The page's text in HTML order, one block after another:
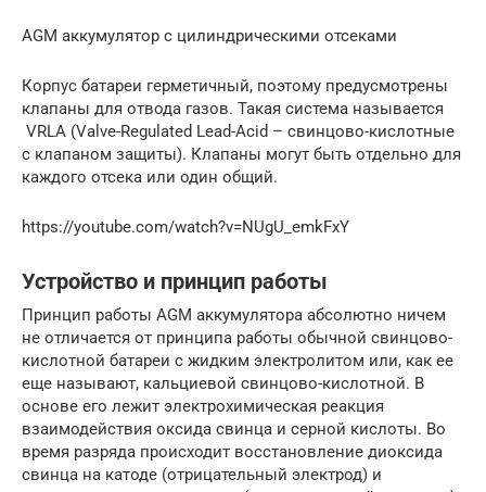
AGM аккумулятор с цилиндрическими отсеками
Корпус батареи герметичный, поэтому предусмотрены
клапаны для отвода газов. Такая система называется
VRLA (Valve-Regulated Lead-Acid – свинцово-кислотные
с клапаном защиты). Клапаны могут быть отдельно для
каждого отсека или один общий.
https://youtube.com/watch?v=NUgU_emkFxY
Устройство и принцип работы
Принцип работы AGM аккумулятора абсолютно ничем
не отличается от принципа работы обычной свинцово-
кислотной батареи с жидким электролитом или, как ее
еще называют, кальциевой свинцово-кислотной. В
основе его лежит электрохимическая реакция
взаимодействия оксида свинца и серной кислоты. Во
время разряда происходит восстановление диоксида
свинца на катоде (отрицательный электрод) и